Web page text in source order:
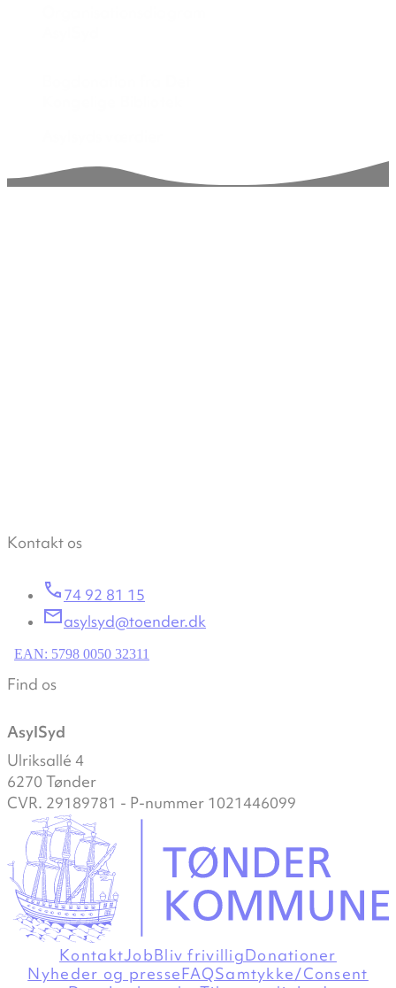
Kontakt os
74 92 81 15
asylsyd@toender.dk
EAN: 5798 0050 32311
Find os
AsylSyd
Ulriksallé 4
6270 Tønder
CVR. 29189781 - P-nummer 1021446099
KontaktJobBliv frivilligDonationer
Nyheder og presseFAQSamtykke/Consent